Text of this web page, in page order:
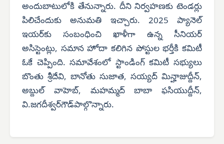
అందుబాటులోకి తేనున్నారు. దీని నిర్వహణకు టెండర్లు
పిలిచేందుకు అనుమతి ఇచ్చారు. 2025 ప్యానెల్
ఇయర్‌కు సంబంధించి ఖాళీగా ఉన్న సీనియర్
అసిస్టెంట్లు, సమాన హోదా కలిగిన పోస్టుల భర్తీకి కమిటీ
ఓకే చెప్పింది. సమావేశంలో స్టాండింగ్ కమిటీ సభ్యులు
బొంతు శ్రీదేవి, బానోతు సుజాత, సయ్యద్ మిన్హాజుద్దీన్,
అబ్దుల్ వాహెబ్, మహమ్మద్ బాబా ఫసియుద్దీన్,
వి.జగదీశ్వర్‌గౌడ్‌పాల్గొన్నారు.